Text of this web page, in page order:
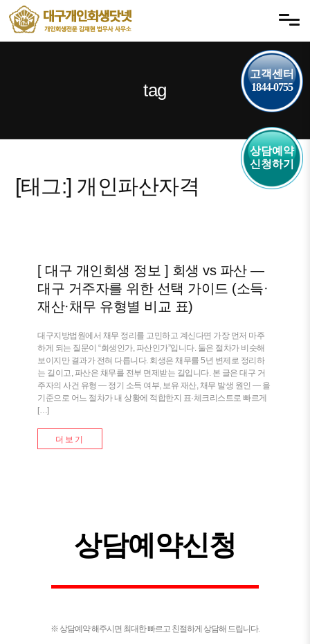
용
으
메뉴 건너뛰기
tag
고객센터
1844-0755
상담예약
신청하기
[태그:] 개인파산자격
[ 대구 개인회생 정보 ] 회생 vs 파산 —
대구 거주자를 위한 선택 가이드 (소득·
재산·채무 유형별 비교 표)
대구지방법원에서 채무 정리를 고민하고 계신다면 가장 먼저 마주
하게 되는 질문이 “회생인가, 파산인가”입니다. 둘은 절차가 비슷해
보이지만 결과가 전혀 다릅니다. 회생은 채무를 5년 변제로 정리하
는 길이고, 파산은 채무를 전부 면제받는 길입니다. 본 글은 대구 거
주자의 사건 유형 — 정기 소득 여부, 보유 재산, 채무 발생 원인 — 을
기준으로 어느 절차가 내 상황에 적합한지 표·체크리스트로 빠르게
[…]
더보기
상담예약신청
※ 상담예약 해주시면 최대한 빠르고 친절하게 상담해 드립니다.